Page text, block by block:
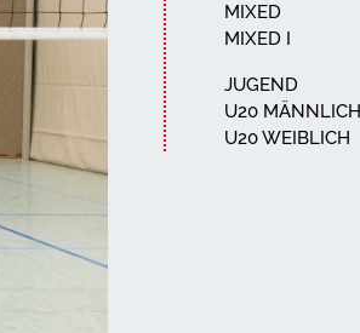
MIXED
MIXED I
JUGEND
U20 MÄNNLICH
U20 WEIBLICH